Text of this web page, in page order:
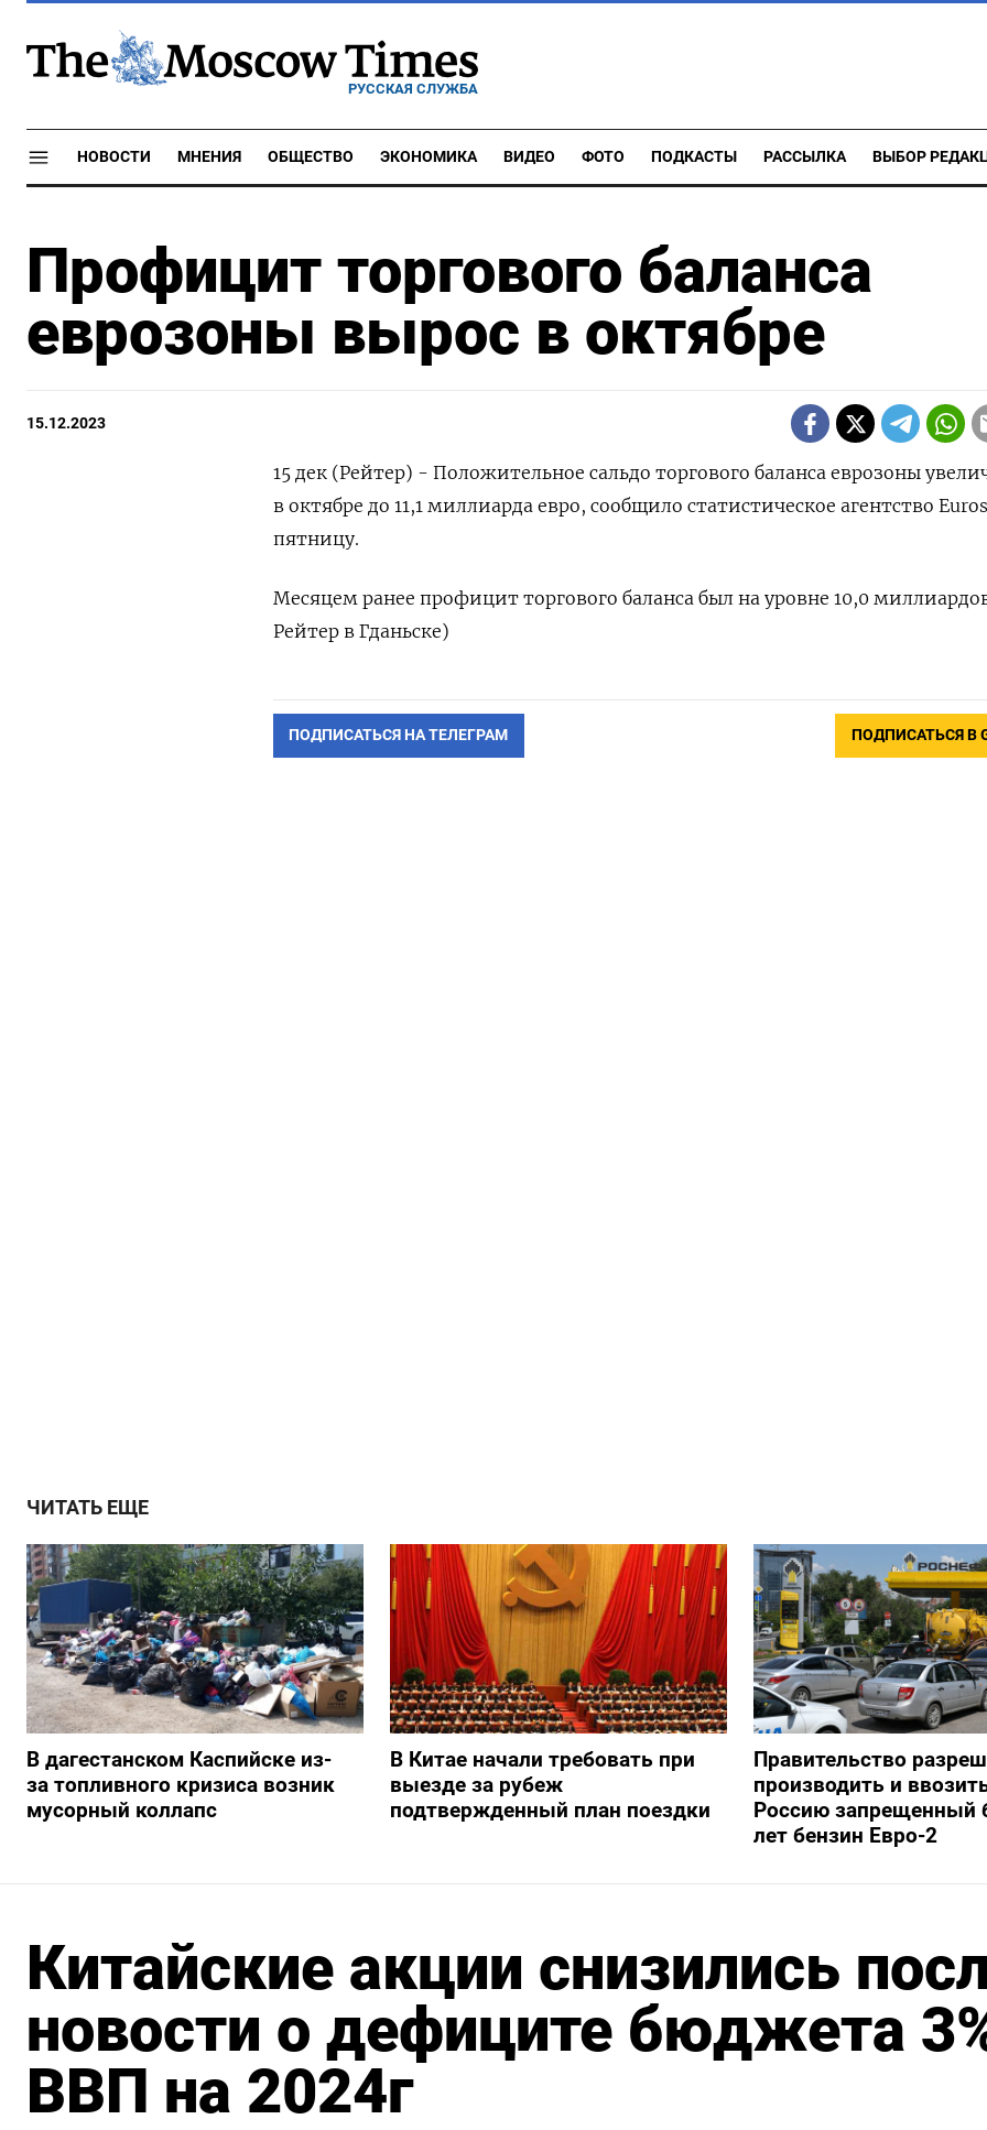
РУССКАЯ СЛУЖБА
НОВОСТИ МНЕНИЯ ОБЩЕСТВО ЭКОНОМИКА ВИДЕО ФОТО ПОДКАСТЫ РАССЫЛКА ВЫБОР
Профицит торгового баланса
еврозоны вырос в октябре
15.12.2023
15 дек (Рейтер) - Положительное сальдо торгового баланса еврозоны
в октябре до 11,1 миллиарда евро, сообщило статистическое агентство
пятницу.
Месяцем ранее профицит торгового баланса был на уровне 10,0
Рейтер в Гданьске)
ПОДПИСАТЬСЯ НА ТЕЛЕГРАМ ПОДПИСАТЬСЯ В
ЧИТАТЬ ЕЩЕ
В дагестанском Каспийске из-
за топливного кризиса возник
мусорный коллапс
В Китае начали требовать при
выезде за рубеж
подтвержденный план поездки
Правительство
производить и
Россию запрещенный
лет бензин Евро-2
Китайские акции снизились
новости о дефиците бюджета
ВВП на 2024г